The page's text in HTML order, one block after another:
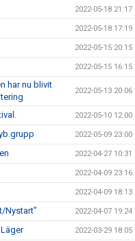
2022-05-18 21:17
2022-05-18 17:19
2022-05-15 20:15
2022-05-15 16:15
har nu blivit
2022-05-13 20:06
2022-05-10 12:00
2022-05-09 23:00
2022-04-27 10:31
2022-04-09 23:16
2022-04-09 18:13
Nystart" 2022-04-07 19:24
2022-03-29 18:05